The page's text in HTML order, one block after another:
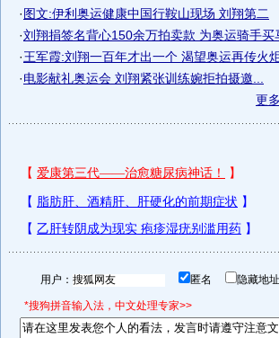
·图文:伊利奥运健康中国行鞍山现场 刘翔第二
·刘翔捐签名背心150余万拍卖款 为奥运骑手买
·王军霞:刘翔一百年才出一个 渴望奥运再传火
·电影献礼奥运会 刘翔紧张训练婉拒拍摄邀...
更
用户： 匿名 隐藏地
*搜狗拼音输入法，中文处理专家>>